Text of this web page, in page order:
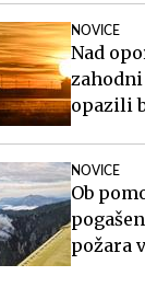
NOVICE
Nad
opazili
NOVICE
Ob
požara